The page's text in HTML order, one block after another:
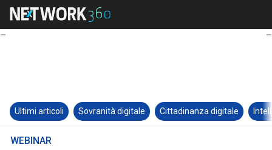
Ultimi articoli Sovranità digitale Cittadinanza digitale
WEBINAR